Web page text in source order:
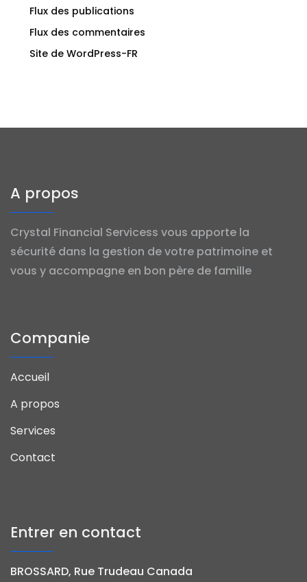
Flux des publications
Flux des commentaires
Site de WordPress-FR
A propos
Crystal Financial Servicess vous apporte la
sécurité dans la gestion de votre patrimoine et
vous y accompagne en bon père de famille
Companie
Accueil
A propos
Services
Contact
Entrer en contact
BROSSARD, Rue Trudeau Canada